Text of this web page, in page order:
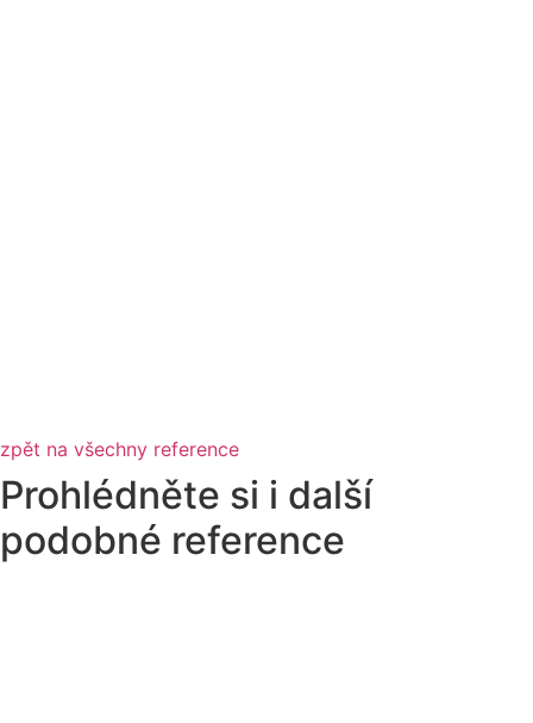
zpět na všechny reference
Prohlédněte si i další
podobné reference